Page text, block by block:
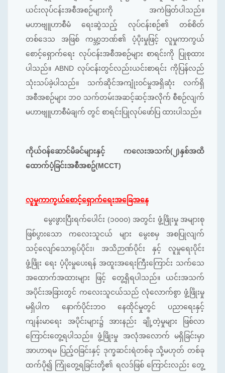
ယင်းလုပ်ငန်းအစီအစဉ်များကို အကဲဖြတ်ပါသည်။
မဟာဗျူဟာစီမံ ရေးဆွဲသည့် လုပ်ငန်းစဉ်၏ တစ်စိတ်
တစ်‌ဒေသ အဖြစ် ကမ္ဘာ့ဘဏ်၏ ပံ့ပိုးမှုဖြင့် လူမှုကာကွယ်
စောင့်ရှောက်ရေး လုပ်ငန်းအစီအစဉ်များ စာရင်းကို ပြုစုထား
ပါသည်။ ABND လုပ်ငန်းတွင်လည်းယင်းစာရင်း ကိုပြန်လည်
သုံးသပ်ခဲ့ပါသည်။ သက်ဆိုင်အကျုံးဝင်မှုအရှိဆုံး လက်ရှိ
အစီအစဉ်များ ဘဝ သက်တမ်းအဆင့်ဆင့်အလိုက် စီစဉ်လျက်
မဟာဗျူဟာစီမံချက် တွင် စာရင်းပြုလုပ်ဖော်ပြ ထားပါသည်။
ကိုယ်ဝန်ဆောင်မိခင်များနှင့် ကလေးအသက်(၂)နှစ်အထိ
ထောက်ပံ့ခြင်းအစီအစဥ်(MCCT)
လူမှုကာကွယ်စောင့်ရှောက်ရေးအခြေအနေ
မွေးဖွားပြီးရက်ပေါင်း (၁၀၀၀) အတွင်း ဖွံ့ဖြိုးမှု အများစု
ဖြစ်ပွားသော ကလေးသူငယ် များ မွေးစမှ အစပြုလျက်
သင့်လျော်သောရုပ်ပိုင်း၊ အသိဉာဏ်ပိုင်း နှင့် လူမှုရေးပိုင်း
ဖွံ့ဖြိုး ရေး ပံ့ပိုးမှုပေးရန် အထူးအရေးကြီးကြောင်း သက်သေ
အထောက်အထားများ ဖြင့် တွေ့ရှိရပါသည်။ ယင်းအသက်
အပိုင်းအခြားတွင် ကလေးသူငယ်သည် လုံလောက်စွာ ဖွံ့ဖြိုးမှု
မရှိပါက နောက်ပိုင်းဘဝ နေထိုင်မှုတွင် ပညာ‌ရေးနှင့်
ကျန်းမာရေး အပိုင်းများ၌ အားနည်း ချို့တဲ့မှုများ ဖြစ်လာ
ကြောင်းတွေ့ရပါသည်။ ဖွံ့ဖြိုးမှု အလုံအလောက် မရှိခြင်းမှာ
အာဟာရမ ပြည့်ဝခြင်းနှင့် ဒုက္ခဆင်းရဲတစ်ခု သို့မဟုတ် တစ်ခု
ထက်ပို၍ ကြုံတွေ့ရခြင်းတို့၏ ရလဒ်ဖြစ် ကြောင်းလည်း တွေ့